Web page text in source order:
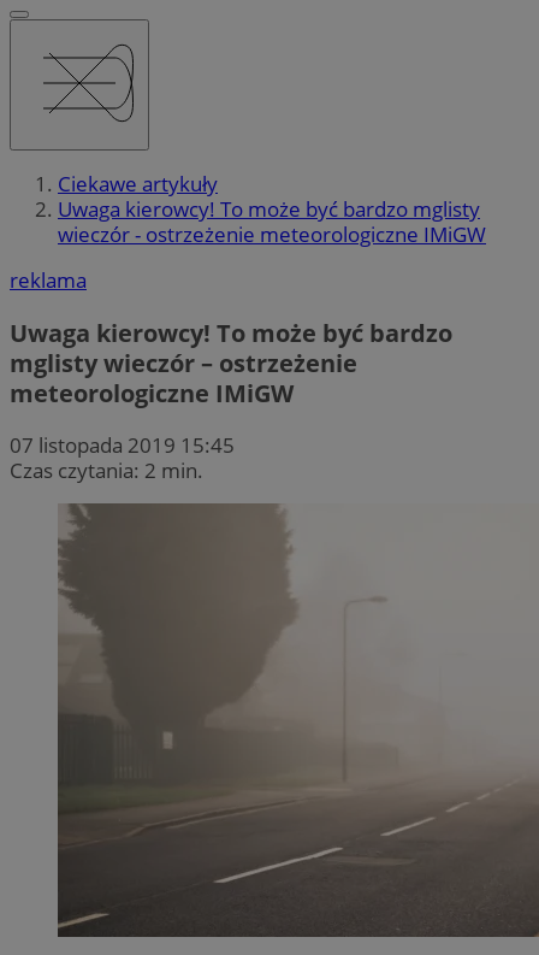
Ciekawe artykuły
Uwaga kierowcy! To może być bardzo mglisty
wieczór - ostrzeżenie meteorologiczne IMiGW
reklama
Uwaga kierowcy! To może być bardzo
mglisty wieczór – ostrzeżenie
meteorologiczne IMiGW
07 listopada 2019 15:45
Czas czytania: 2 min.